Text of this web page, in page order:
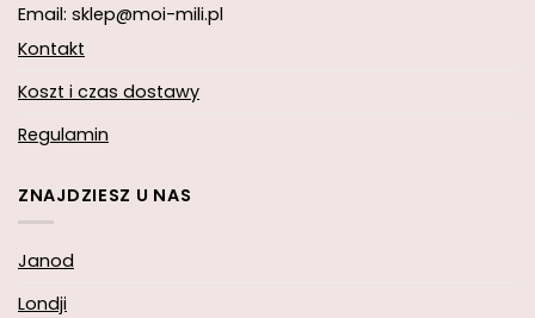
Email: sklep@moi-mili.pl
Kontakt
Koszt i czas dostawy
Regulamin
ZNAJDZIESZ U NAS
Janod
Londji